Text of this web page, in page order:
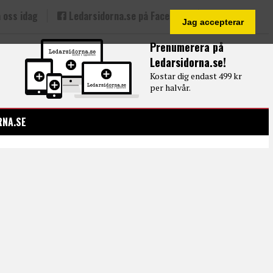
Jag accepterar
Prenumerera på
Ledarsidorna.se!
Kostar dig endast 499 kr
per halvår.
idag Ledarsidorna.se på Facebook